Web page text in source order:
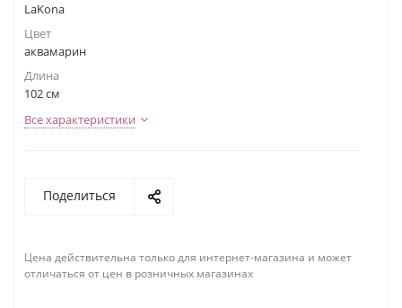
LaKona
Цвет
аквамарин
Длина
102 см
Все характеристики
Поделиться
Цена действительна только для интернет-магазина и может
отличаться от цен в розничных магазинах